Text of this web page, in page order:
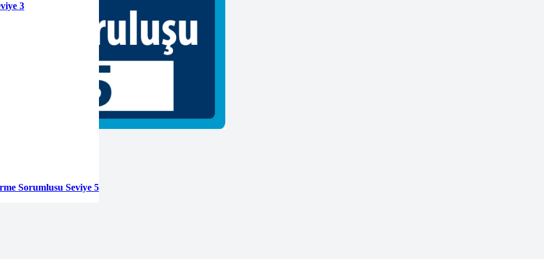
3
Sorumlusu Seviye 5
fazla bilgi almak için ulaşabilirsiniz.